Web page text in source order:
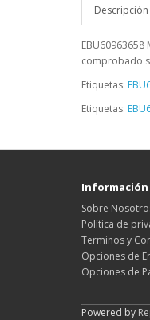
Descripción
EBU60963658
comprobado
Etiquetas:
Etiquetas:
Información
Sobre
Política de
Terminos y
Opciones de
Opciones de
Powered by